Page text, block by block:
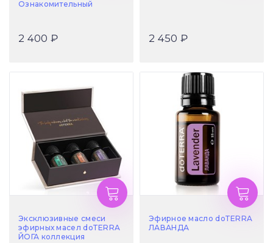
Ознакомительный
2 400 ₽ 2 450 ₽
Эксклюзивные смеси
эфирных масел doTERRA
ЙОГА коллекция
Эфирное масло doTERRA
ЛАВАНДА